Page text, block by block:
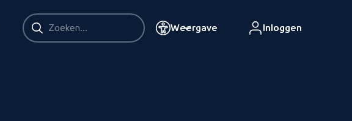
Zoeken
Zoeken
Weergave Inloggen